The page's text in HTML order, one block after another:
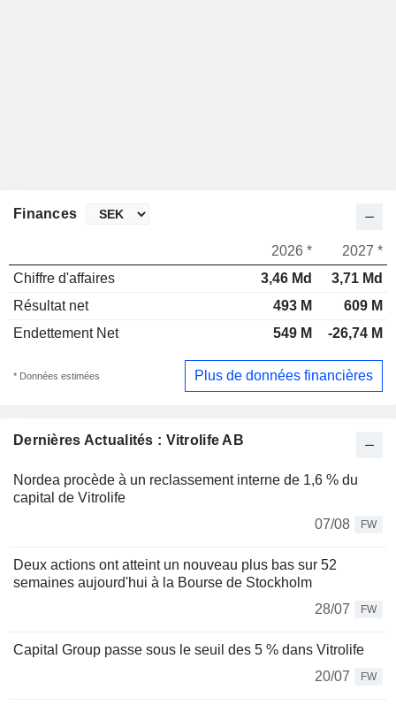
Dernières Actualités : Vitrolife AB
Nordea procède à un reclassement interne de 1,6 % du
capital de Vitrolife
07/08
FW
Deux actions ont atteint un nouveau plus bas sur 52
semaines aujourd'hui à la Bourse de Stockholm
28/07
FW
Capital Group passe sous le seuil des 5 % dans Vitrolife
20/07
FW
Finances
2026 *
2027 *
Chiffre d'affaires
3,46 Md
3,71 Md
Résultat net
493 M
609 M
Endettement Net
549 M -26,74 M
* Données estimées Plus de données financières